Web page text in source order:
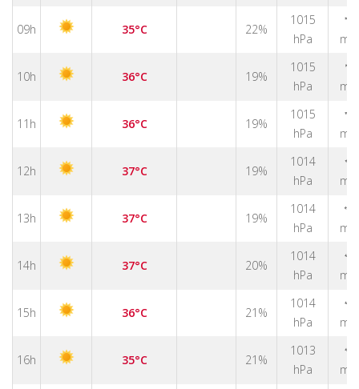
09h 35°C 22%
1015
hPa
↑
m/s
10h 36°C 19%
1015
hPa
↑
m/s
11h 36°C 19%
1015
hPa
↑
m/s
12h 37°C 19%
1014
hPa
↑
m/s
13h 37°C 19%
1014
hPa
↑
m/s
14h 37°C 20%
1014
hPa
↑
m/s
15h 36°C 21%
1014
hPa
↑
m/s
16h 35°C 21%
1013
hPa
↑
m/s